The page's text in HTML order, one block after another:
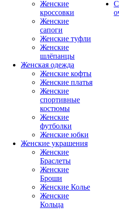
Женские
кроссовки
Женские
сапоги
Женские туфли
Женские
шлёпанцы
Женская одежда
Женские кофты
Женские платья
Женские
спортивные
костюмы
Женские
футболки
Женские юбки
Женские украшения
Женские
Браслеты
Женские
Броши
Женские Колье
Женские
Кольца